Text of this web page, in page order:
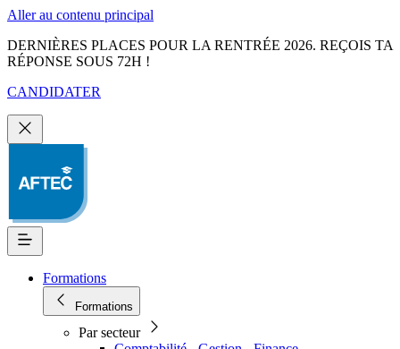
Aller au contenu principal
DERNIÈRES PLACES POUR LA RENTRÉE 2026. REÇOIS TA
RÉPONSE SOUS 72H !
CANDIDATER
Formations
Formations
Par secteur